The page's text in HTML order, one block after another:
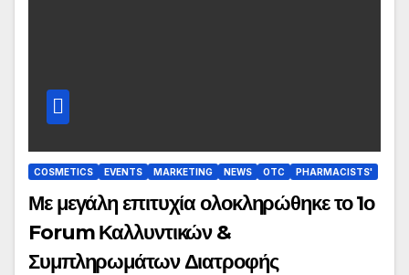
COSMETICS EVENTS MARKETING NEWS OTC PHARMACISTS'
Με μεγάλη επιτυχία ολοκληρώθηκε το 1ο
Forum Καλλυντικών &
Συμπληρωμάτων Διατροφής